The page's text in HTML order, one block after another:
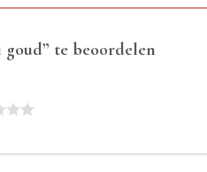
goud” te beoordelen